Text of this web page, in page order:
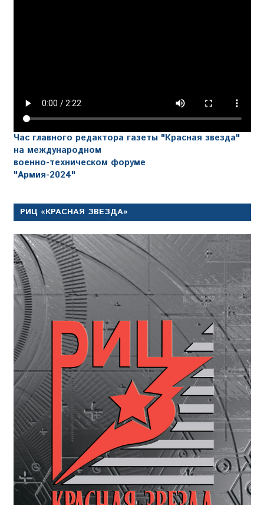
Час главного редактора газеты "Красная звезда"
на международном
военно-техническом форуме
"Армия-2024"
РИЦ «КРАСНАЯ ЗВЕЗДА»